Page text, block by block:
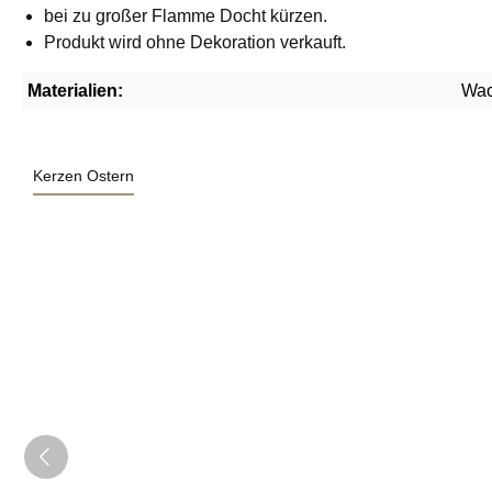
bei zu großer Flamme Docht kürzen.
Produkt wird ohne Dekoration verkauft.
Materialien:
Kerzen Ostern